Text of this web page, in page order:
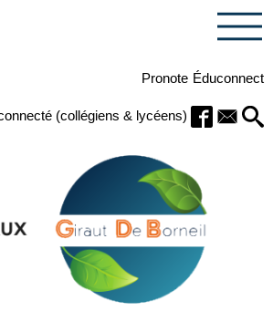
Pronote Éduconnect
(collégiens & lycéens)